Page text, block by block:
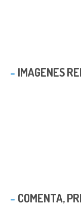
IMAGENES
COMENTA,